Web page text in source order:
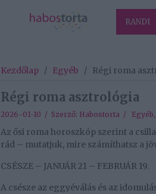
RANDI
Kezdőlap / Egyéb / Régi roma
Régi roma asztrológia
2026-01-10 / Szerző: Habostorta / Egyéb,
Az ősi roma horoszkóp szerint a
rád – mutatjuk, mire számíthatsz a
CSÉSZE – JANUÁR 21 – FEBRUÁR 19.
A csésze az eggyéválás és az